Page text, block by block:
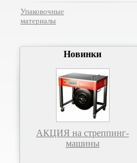
Упаковочные
материалы
Новинки
АКЦИЯ на стреппинг-
машины